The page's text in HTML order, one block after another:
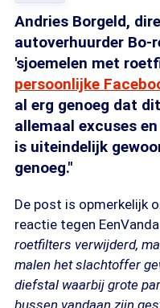
Andries Borgeld,
autoverhuurder
'sjoemelen met
persoonlijke
al erg genoeg dat
allemaal excuses
is uiteindelijk
genoeg."
De post is opmerkelijk
reactie tegen
roetfilters verwijderd,
malen het slachtoffer
diefstal waarbij grote
bussen vandaan zijn